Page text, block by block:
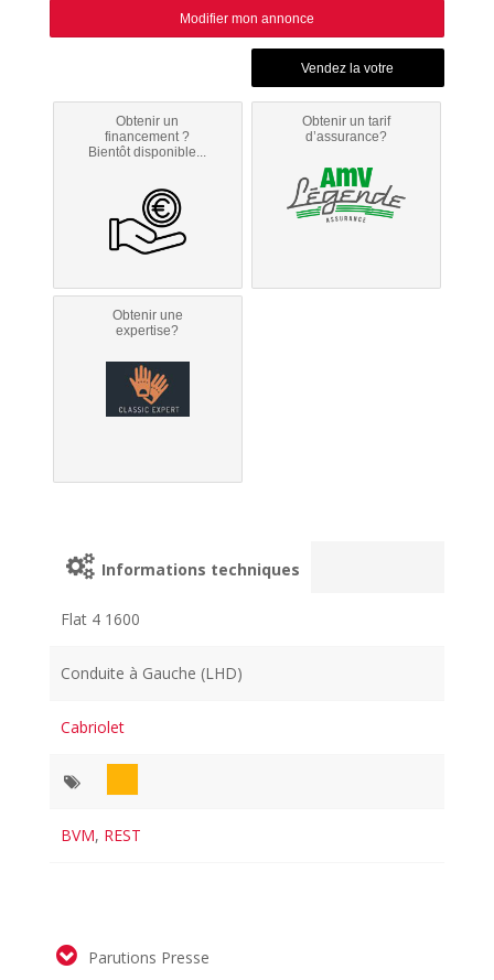
Modifier mon annonce
Obtenir un
financement ?
Bientôt disponible...
Obtenir un tarif
d’assurance?
Obtenir une
expertise?
Informations techniques
Flat 4 1600
Conduite à Gauche (LHD)
Cabriolet
BVM, REST
Parutions Presse